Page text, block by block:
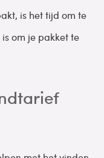
is het tijd om te
om je pakket te